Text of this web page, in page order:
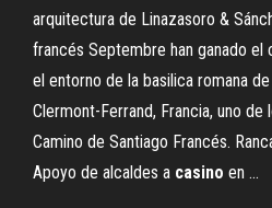
arquitectura de Linazasoro &
francés Septembre han ganado el
el entorno de la basilica romana
Clermont-Ferrand, Francia, uno
Camino de Santiago Francés.
Apoyo de alcaldes a casino en ...